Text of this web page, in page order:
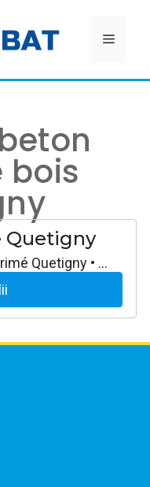
bois
Quetigny
Quetigny • …